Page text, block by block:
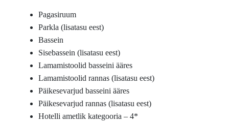
Pagasiruum
Parkla (lisatasu eest)
Bassein
Sisebassein (lisatasu eest)
Lamamistoolid basseini ääres
Lamamistoolid rannas (lisatasu eest)
Päikesevarjud basseini ääres
Päikesevarjud rannas (lisatasu eest)
Hotelli ametlik kategooria – 4*